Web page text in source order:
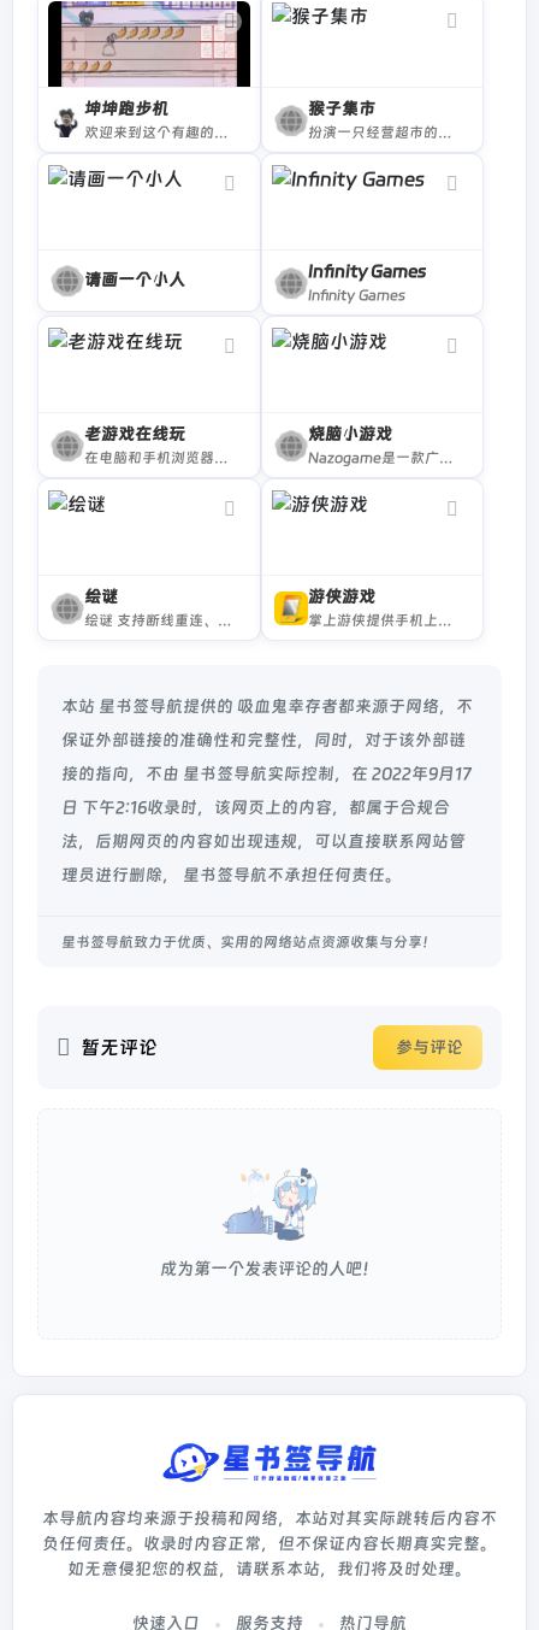
击败敌人可自动获得经验值，达到一定经验后可升级
技能。
生存时间越久，敌人越强，挑战也越大。
坤坤跑步机
欢迎来到这个有趣的控制坤坤跑步闯关小游戏！在这个游戏中，你需要使用上下键和空格键来控制坤坤吃到美味的大虾炸鸡，并躲避致命的律师函。距离越长，得分越高！快来挑战自己的极限吧！
猴子集市
扮演一只经营超市的猴子，主要工作是收获商品、将商品摆放到货架上、为猴子顾客结算商品。超市通过向顾客售出商品赚钱，赚得的钱可以开辟新货架和商品、雇佣猴子员工来帮忙劳作。
请画一个小人 Infinity Games
Infinity Games
老游戏在线玩
在电脑和手机浏览器里畅玩 2500+ 中文老游戏，支持触屏、键盘、存档！包括 FC, SFC, N64, GB, GBC, GBA, NDS 等多种游戏机平台。
烧脑小游戏
Nazogame是一款广受欢迎的在线脑力解谜网页游戏，集合了丰富多样的谜题类型，涵盖计算机知识、语言学、文化梗等多个领域。游戏界面简洁，操作轻松，激发玩家的逻辑思维与观察力，适合喜欢动脑挑战的玩家们。
绘谜
绘谜 支持断线重连、无限撤销、压感笔刷、智能提示、智能参考、画廊投稿、导出视频 的在线多人你画我猜
游侠游戏
掌上游侠提供手机上玩的小游戏，HTML5网页小游戏、手机休闲游戏、虐心手机小游戏、手机小游戏在线玩。无需下载，点击即玩！
本站 星书签导航提供的 吸血鬼幸存者都来源于网络，不
保证外部链接的准确性和完整性，同时，对于该外部链
接的指向，不由 星书签导航实际控制，在 2022年9月17
日 下午2:16收录时，该网页上的内容，都属于合规合
法，后期网页的内容如出现违规，可以直接联系网站管
理员进行删除， 星书签导航不承担任何责任。
星书签导航致力于优质、实用的网络站点资源收集与分享！
暂无评论 参与评论
成为第一个发表评论的人吧！
本导航内容均来源于投稿和网络，本站对其实际跳转后内容不
负任何责任。收录时内容正常，但不保证内容长期真实完整。
如无意侵犯您的权益，请联系本站，我们将及时处理。
快速入口 服务支持 热门导航